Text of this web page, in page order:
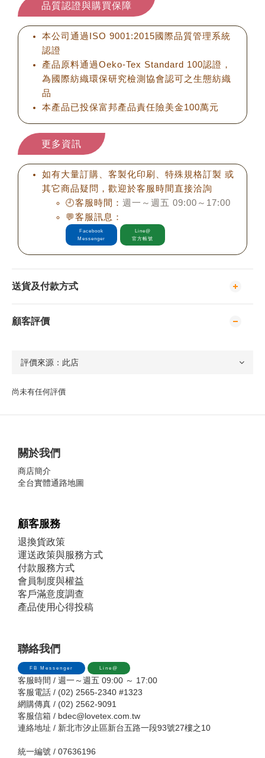
品質認證與購買保障
本公司通過ISO 9001:2015國際品質管理系統
認證
產品原料通過Oeko-Tex Standard 100認證，
為國際紡織環保研究檢測協會認可之生態紡織
品
本產品已投保富邦產品責任險美金100萬元
更多資訊
如有大量訂購、客製化印刷、特殊規格訂製 或
其它商品疑問，歡迎於客服時間直接洽詢
🕘客服時間： 週一～週五 09:00～17:00
💬客服訊息：
Facebook
Messenger
Line@
官方帳號
送貨及付款方式
顧客評價
尚未有任何評價
關於我們
商店簡介
全台實體通路地圖
顧客服務
退換貨政策
運送政策與服務方式
付款服務方式
會員制度與權益
客戶滿意度調查
產品使用心得投稿
聯絡我們
FB Messenger Line@
客服時間 / 週一～週五 09:00 ～ 17:00
客服電話 / (02) 2565-2340 #1323
網購傳真 / (02) 2562-9091
客服信箱 / bdec@lovetex.com.tw
連絡地址 / 新北市汐止區新台五路一段93號27樓之10
統一編號 / 07636196